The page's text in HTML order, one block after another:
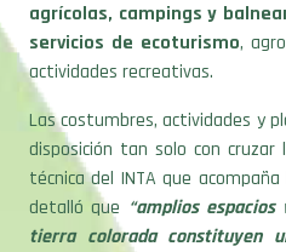
agrícolas, campings y
servicios de ecoturismo,
actividades recreativas.
Las costumbres, actividades y
disposición tan solo con
técnica del INTA que
detalló que “amplios
tierra colorada constituyen